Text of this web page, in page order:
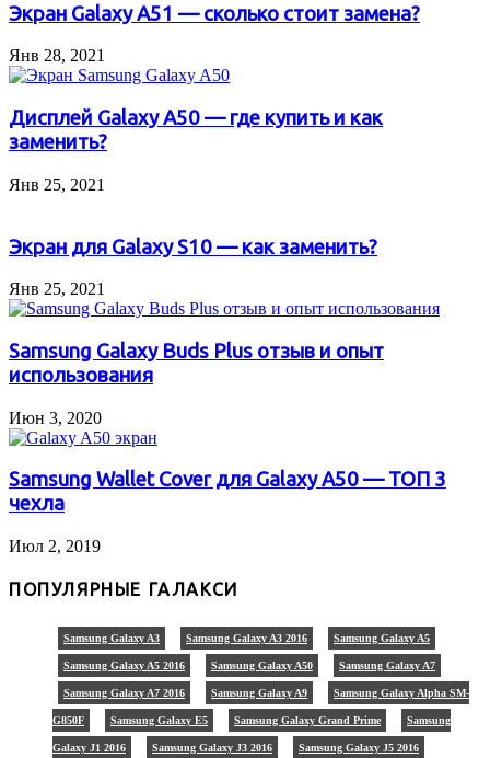
Экран Galaxy A51 — сколько стоит замена?
Янв 28, 2021
Дисплей Galaxy A50 — где купить и как
заменить?
Янв 25, 2021
Экран для Galaxy S10 — как заменить?
Янв 25, 2021
Samsung Galaxy Buds Plus отзыв и опыт
использования
Июн 3, 2020
Samsung Wallet Cover для Galaxy A50 — ТОП 3
чехла
Июл 2, 2019
ПОПУЛЯРНЫЕ ГАЛАКСИ
Samsung Galaxy A3 Samsung Galaxy A3 2016 Samsung Galaxy A5
Samsung Galaxy A5 2016 Samsung Galaxy A50 Samsung Galaxy A7
Samsung Galaxy A7 2016 Samsung Galaxy A9 Samsung Galaxy Alpha SM-
G850F Samsung Galaxy E5 Samsung Galaxy Grand Prime Samsung
Galaxy J1 2016 Samsung Galaxy J3 2016 Samsung Galaxy J5 2016